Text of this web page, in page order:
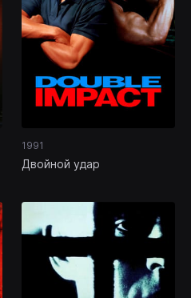
1991
Двойной удар